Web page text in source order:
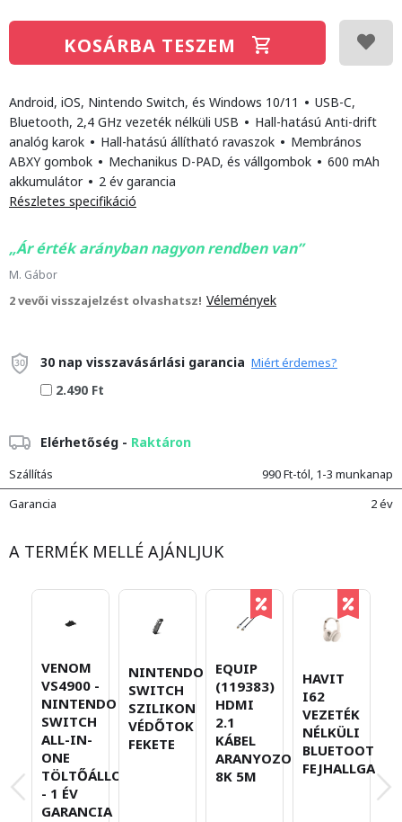
KOSÁRBA TESZEM
Android, iOS, Nintendo Switch, és Windows 10/11 • USB-C,
Bluetooth, 2,4 GHz vezeték nélküli USB • Hall-hatású Anti-drift
analóg karok • Hall-hatású állítható ravaszok • Membrános
ABXY gombok • Mechanikus D-PAD, és vállgombok • 600 mAh
akkumulátor • 2 év garancia
Részletes specifikáció
Ár érték arányban nagyon rendben van
M. Gábor
2 vevői visszajelzést olvashatsz! Vélemények
30 nap visszavásárlási garancia Miért érdemes?
2.490 Ft
Elérhetőség - Raktáron
Szállítás
990 Ft-tól, 1-3 munkanap
Garancia
2 év
A TERMÉK MELLÉ AJÁNLJUK
VENOM
VS4900 -
NINTENDO
SWITCH
ALL-IN-
ONE
TÖLTŐÁLLOMÁS
- 1 ÉV
GARANCIA
NINTENDO
SWITCH
SZILIKON
VÉDŐTOK
FEKETE
EQUIP
(119383)
HDMI
2.1
KÁBEL
ARANYOZOTT
8K 5M
HAVIT
I62
VEZETÉK
NÉLKÜLI
BLUETOOTH
FEJHALLGATÓ